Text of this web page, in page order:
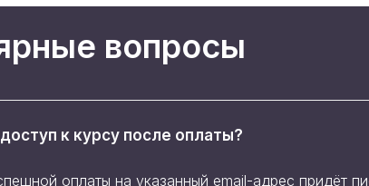
вопросы
к курсу после оплаты?
оплаты на указанный email-адрес придёт